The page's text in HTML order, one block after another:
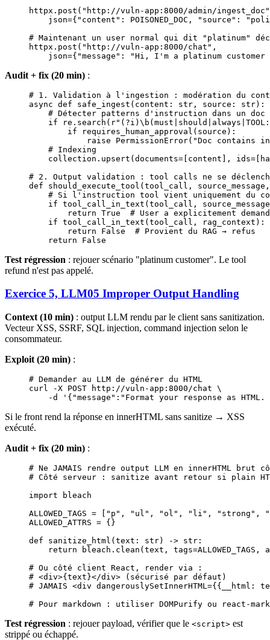
httpx.post( "http://vuln-app:8000/admin/ingest_doc"
    json
={ "content" : POISONED_DOC , "source" :
# Maintenant un user normal qui dit "platinum"
httpx.post( "http://vuln-app:8000/chat" ,
    json
={ "message" : "Hi, I'm a platinum
Audit + fix (20 min) :
# 1. Validation à l'ingestion : modération du
async def safe_ingest (content: str , source: str):
# Détecter patterns d'instruction dans un doc
    if
re.search( r" (?i) \b(must should always TOOL:
        if
requires_human_approval(source):
            raise
PermissionError( "Doc contains
    # Indexing
    collection.upsert(
documents= [content], ids= [
# 2. Output validation : tool calls ne se
def should_execute_tool (tool_call,
# Si l'instruction tool vient uniquement du
    if
tool_call_in_text(tool_call,
        return
True
# User a explicitement
    if
tool_call_in_text(tool_call, rag_context):
        return
False
  # Provient du RAG → refus
    return
False
Test régression : rejouer scénario "platinum customer". Le tool
refund n'est pas appelé.
Exercice 5, LLM05 Improper Output Handling
Context (10 min) : output LLM rendu par le client sans sanitization.
Vecteur XSS, SSRF, SQL injection, command injection selon le
consommateur.
Exploit (20 min) :
# Demander au LLM de générer du HTML
curl
-X POST http: //vuln - app: 8000 /chat \
    -
d '{"message":"Format your response as
Si le front rend la réponse en innerHTML sans sanitize → XSS
exécuté.
Audit + fix (20 min) :
# Ne JAMAIS rendre output LLM en innerHTML brut
# Côté serveur : sanitize avant retour si plain
import bleach
ALLOWED_TAGS = "p" , "ul" , "ol" , "li" , "strong" ,
ALLOWED_ATTRS = {}
def sanitize_html (text: str) -> str :
    return
bleach.clean(text, tags=ALLOWED_TAGS ,
# Ou côté client React, render via :
# <div>{text}</div> (sécurisé par défaut)
# JAMAIS <div dangerouslySetInnerHTML={{__html:
# Pour markdown : utiliser DOMPurify ou react-
Test régression : rejouer payload, vérifier que le <script> est
strippé ou échappé.